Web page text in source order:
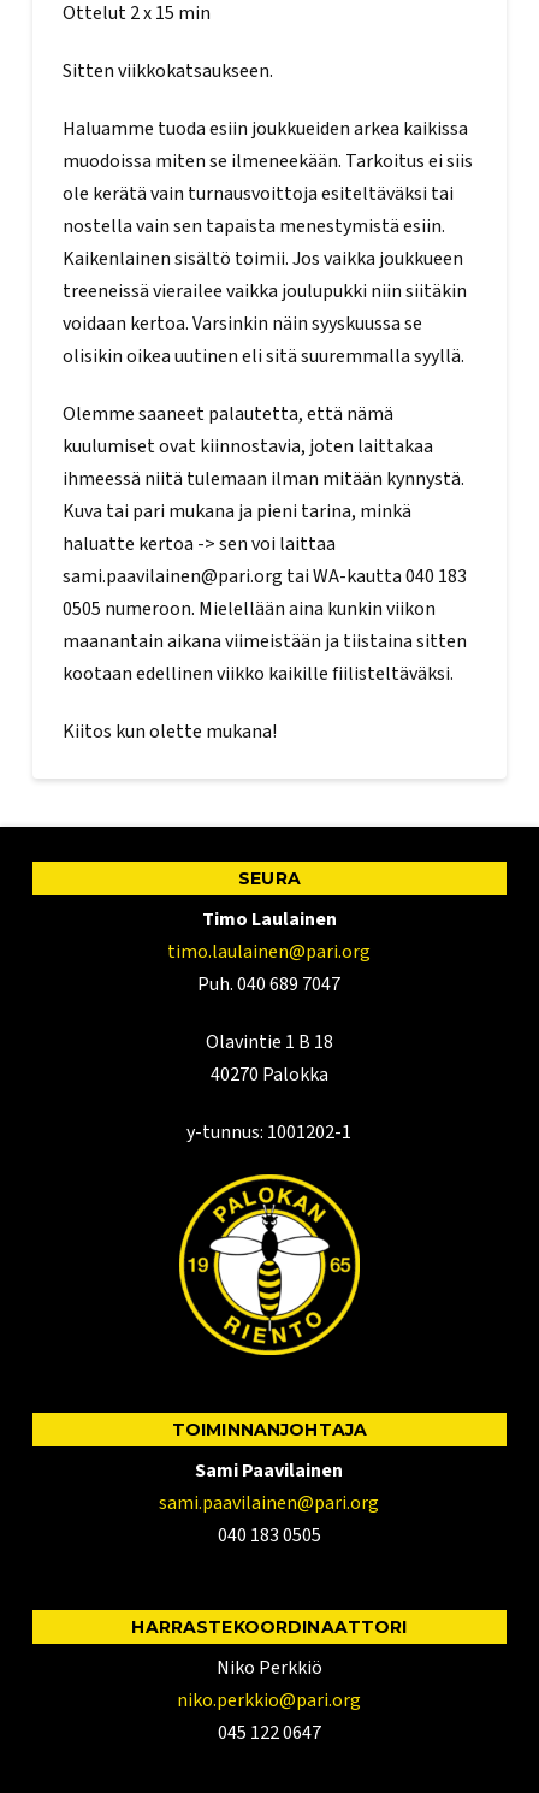
Ottelut 2 x 15 min
Sitten viikkokatsaukseen.
Haluamme tuoda esiin joukkueiden arkea kaikissa
muodoissa miten se ilmeneekään. Tarkoitus ei siis
ole kerätä vain turnausvoittoja esiteltäväksi tai
nostella vain sen tapaista menestymistä esiin.
Kaikenlainen sisältö toimii. Jos vaikka joukkueen
treeneissä vierailee vaikka joulupukki niin siitäkin
voidaan kertoa. Varsinkin näin syyskuussa se
olisikin oikea uutinen eli sitä suuremmalla syyllä.
Olemme saaneet palautetta, että nämä
kuulumiset ovat kiinnostavia, joten laittakaa
ihmeessä niitä tulemaan ilman mitään kynnystä.
Kuva tai pari mukana ja pieni tarina, minkä
haluatte kertoa -> sen voi laittaa
sami.paavilainen@pari.org tai WA-kautta 040 183
0505 numeroon. Mielellään aina kunkin viikon
maanantain aikana viimeistään ja tiistaina sitten
kootaan edellinen viikko kaikille fiilisteltäväksi.
Kiitos kun olette mukana!
SEURA
Timo Laulainen
timo.laulainen@pari.org
Puh. 040 689 7047
Olavintie 1 B 18
40270 Palokka
y-tunnus: 1001202-1
TOIMINNANJOHTAJA
Sami Paavilainen
sami.paavilainen@pari.org
040 183 0505
HARRASTEKOORDINAATTORI
Niko Perkkiö
niko.perkkio@pari.org
045 122 0647